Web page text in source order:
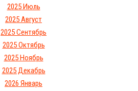
2025 Июль
2025 Август
2025 Сентябрь
2025 Октябрь
2025 Ноябрь
2025 Декабрь
2026 Январь